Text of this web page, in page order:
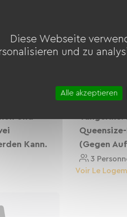
Und
Kann.
(gegen
3
Voir Le
Diese Webseite
und zu
Alle akzeptieren